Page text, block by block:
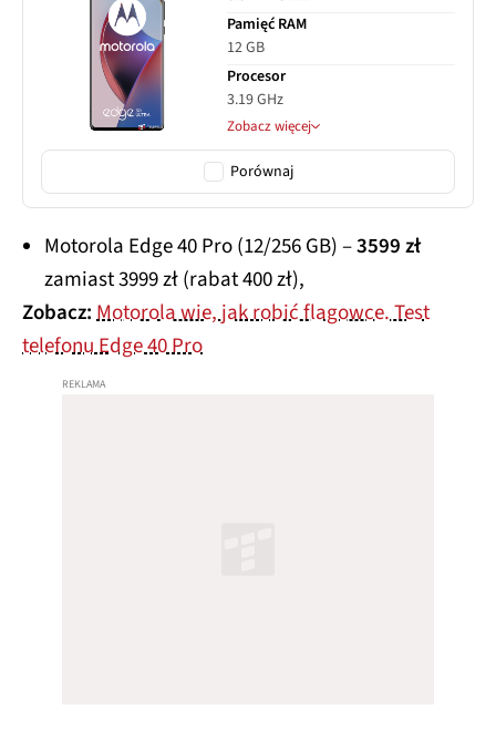
Pamięć RAM
12 GB
Procesor
3.19 GHz
Zobacz więcej
Porównaj
Motorola Edge 40 Pro (12/256 GB) –3599 zł
zamiast 3999 zł (rabat 400 zł),
Zobacz:Motorola wie, jak robić flagowce. Test
telefonu Edge 40 Pro